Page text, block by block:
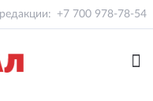
+7 700 978-78-54